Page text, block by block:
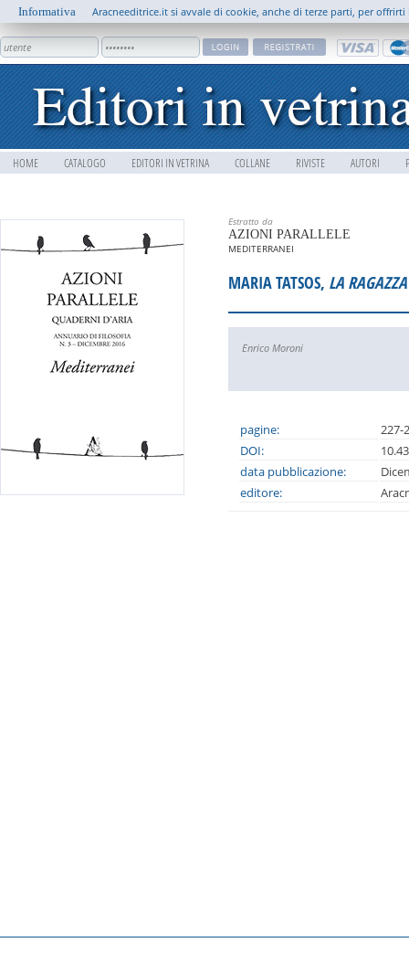
HOME CATALOGO EDITORI IN VETRINA COLLANE RIVISTE AUTORI
Informativa Aracneeditrice.it si avvale di cookie, anche di terze parti, per
Estratto da
AZIONI PARALLELE
MEDITERRANEI
MARIA TATSOS, LA
Enrico Moroni
pagine:
227-
DOI:
data pubblicazione:
editore: